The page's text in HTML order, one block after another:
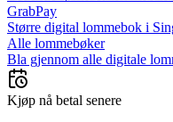
GrabPay
Større digital lommebok i
Alle lommebøker
Bla gjennom alle digitale
Kjøp nå betal senere